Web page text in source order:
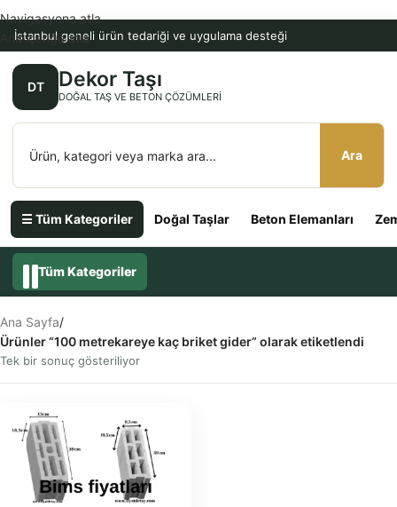
İstanbul geneli ürün tedariği ve uygulama desteği
DT Dekor Taşı
DOĞAL TAŞ VE BETON ÇÖZÜMLERI
Ara
☰ Tüm Kategoriler Doğal Taşlar Beton Elemanları
Navigasyona atla
Ana içeriğe atla
Tüm Kategoriler
Ana Sayfa/
Ürünler “100 metrekareye kaç briket gider” olarak etiketlendi
Tek bir sonuç gösteriliyor